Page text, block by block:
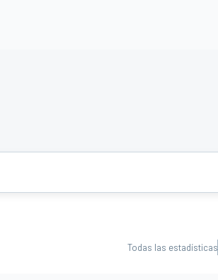
Todas las estadísticas